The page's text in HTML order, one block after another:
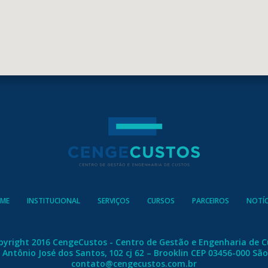
INSTITUCIONAL SERVIÇOS CURSOS PARCEIROS
2016 CengeCustos - Centro de Gestão e Engenharia de
Antônio José dos Santos, 102 cj 62 – Brooklin CEP 03456-000
contato@cengecustos.com.br